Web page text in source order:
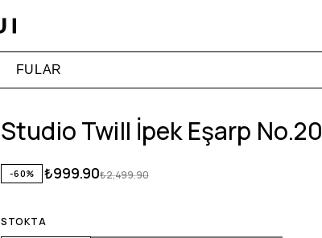
FULAR
Studio Twill İpek Eşarp No.20
-60% ₺2,499.90
₺999.90
STOKTA